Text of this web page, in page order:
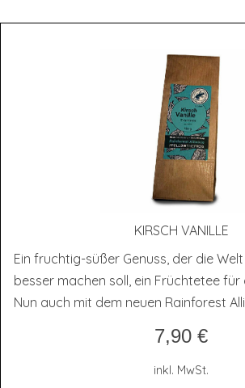
KIRSCH VANIL­LE
Ein fruchtig-süßer Genuss, der die
besser machen soll, ein Früchtetee für
Nun auch mit dem neuen Rainforest
7,90 €
inkl. MwSt.